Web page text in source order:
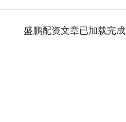
盛鹏配资文章已加载完成